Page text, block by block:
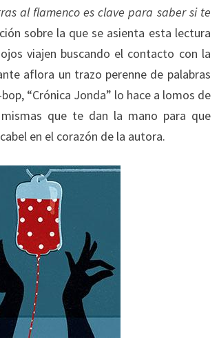
al flamenco es clave para saber si te
sobre la que se asienta esta lectura
viajen buscando el contacto con la
aflora un trazo perenne de palabras
“Crónica Jonda” lo hace a lomos de
que te dan la mano para que
en el corazón de la autora.